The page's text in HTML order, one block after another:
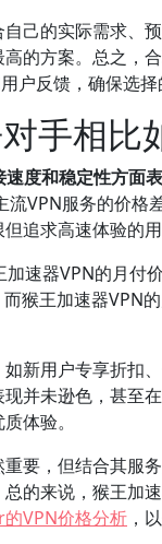
己的实际需求
的方案。总之
户反馈，确保选
手相比
度和稳定性方面
VPN服务的价
追求高速体验的用
速器VPN的月
猴王加速器VPN
新用户专享折扣
并未逊色，甚至
体验。
要，但结合其
的来说，猴王
VPN价格分析 ，